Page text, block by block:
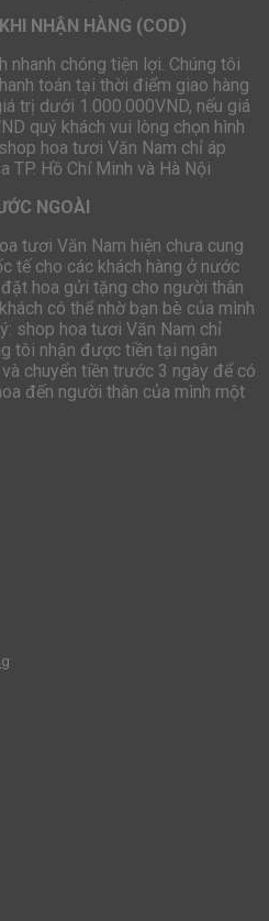
NHẬN HÀNG (COD)
chóng tiện lợi. Chúng tôi
toán tại thời điểm giao hàng
trị dưới 1.000.000VND, nếu giá
quý khách vui lòng chọn hình
hoa tươi Văn Nam chỉ áp
TP. Hồ Chí Minh và Hà Nội
NGOÀI
tươi Văn Nam hiện chưa cung
tế cho các khách hàng ở nước
hoa gửi tặng cho người thân
có thể nhờ bạn bè của mình
shop hoa tươi Văn Nam chỉ
tôi nhận được tiền tại ngân
chuyển tiền trước 3 ngày để có
đến người thân của mình một